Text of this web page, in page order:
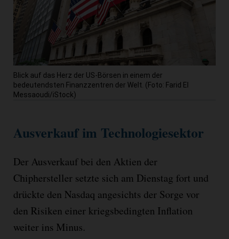
Blick auf das Herz der US-Börsen in einem der
bedeutendsten Finanzzentren der Welt. (Foto: Farid El
Messaoudi/iStock)
Ausverkauf im Technologiesektor
Der Ausverkauf bei den Aktien der
Chiphersteller setzte sich am Dienstag fort und
drückte den Nasdaq angesichts der Sorge vor
den Risiken einer kriegsbedingten Inflation
weiter ins Minus.